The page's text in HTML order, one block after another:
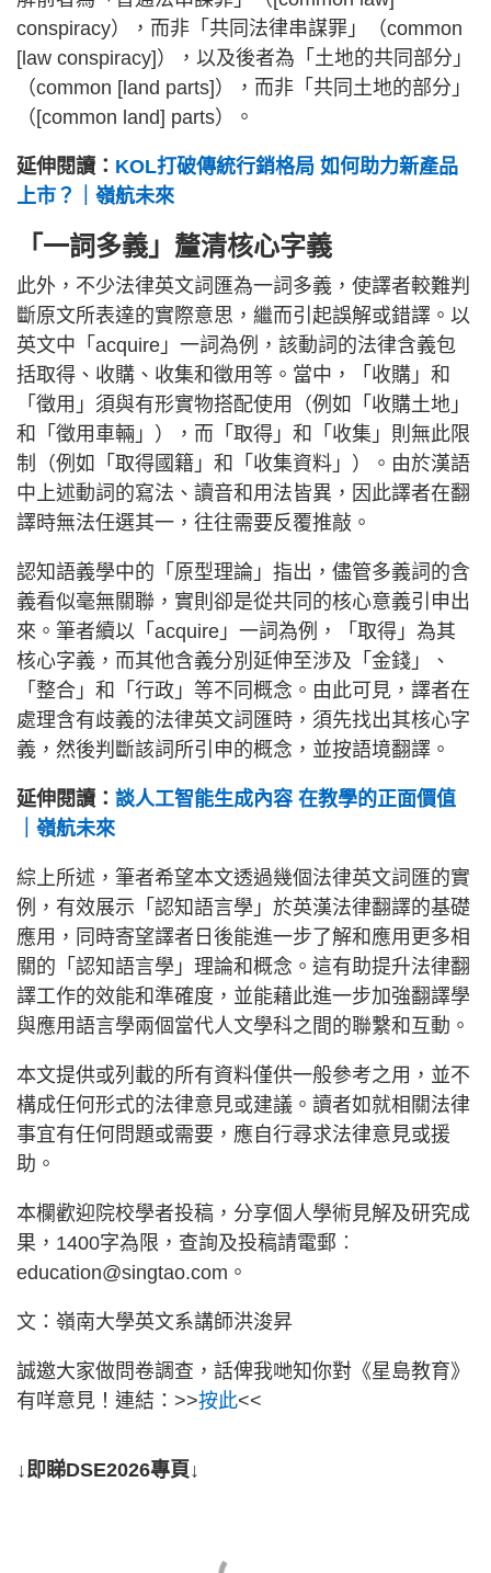
conspiracy），而非「共同法律串謀罪」（common
[law conspiracy]），以及後者為「土地的共同部分」
（common [land parts]），而非「共同土地的部分」
（[common land] parts）。
延伸閱讀： KOL打破傳統行銷格局 如何助力新產品
上市？｜嶺航未來
「一詞多義」釐清核心字義
此外，不少法律英文詞匯為一詞多義，使譯者較難判
斷原文所表達的實際意思，繼而引起誤解或錯譯。以
英文中「acquire」一詞為例，該動詞的法律含義包
括取得、收購、收集和徵用等。當中，「收購」和
「徵用」須與有形實物搭配使用（例如「收購土地」
和「徵用車輛」），而「取得」和「收集」則無此限
制（例如「取得國籍」和「收集資料」）。由於漢語
中上述動詞的寫法、讀音和用法皆異，因此譯者在翻
譯時無法任選其一，往往需要反覆推敲。
認知語義學中的「原型理論」指出，儘管多義詞的含
義看似毫無關聯，實則卻是從共同的核心意義引申出
來。筆者續以「acquire」一詞為例，「取得」為其
核心字義，而其他含義分別延伸至涉及「金錢」、
「整合」和「行政」等不同概念。由此可見，譯者在
處理含有歧義的法律英文詞匯時，須先找出其核心字
義，然後判斷該詞所引申的概念，並按語境翻譯。
延伸閱讀： 談人工智能生成內容 在教學的正面價值
｜嶺航未來
綜上所述，筆者希望本文透過幾個法律英文詞匯的實
例，有效展示「認知語言學」於英漢法律翻譯的基礎
應用，同時寄望譯者日後能進一步了解和應用更多相
關的「認知語言學」理論和概念。這有助提升法律翻
譯工作的效能和準確度，並能藉此進一步加強翻譯學
與應用語言學兩個當代人文學科之間的聯繫和互動。
本文提供或列載的所有資料僅供一般參考之用，並不
構成任何形式的法律意見或建議。讀者如就相關法律
事宜有任何問題或需要，應自行尋求法律意見或援
助。
本欄歡迎院校學者投稿，分享個人學術見解及研究成
果，1400字為限，查詢及投稿請電郵︰
education@singtao.com 。
文：嶺南大學英文系講師洪浚昇
誠邀大家做問卷調查，話俾我哋知你對《星島教育》
有咩意見！連結：>>按此<<
↓即睇DSE2026專頁↓